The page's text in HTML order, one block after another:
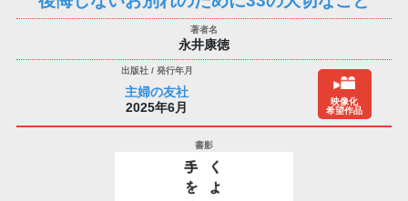
永井康徳
主婦の友社
2025年6月
映像化
希望作品